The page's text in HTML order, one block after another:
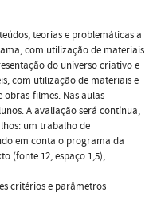
teorias e problemáticas a
com utilização de materiais
do universo criativo e
com utilização de materiais e
obras-filmes. Nas aulas
A avaliação será contínua,
um trabalho de
em conta o programa da
(fonte 12, espaço 1,5);
critérios e parâmetros